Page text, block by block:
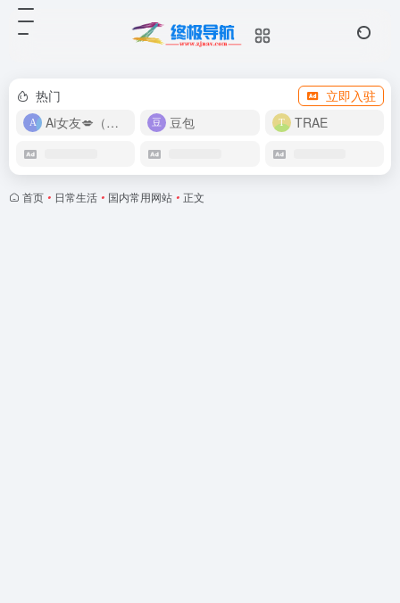
热门
立即入驻
Ai女友💋（在线畅玩）
豆包 TRAE
首页 • 日常生活 • 国内常用网站 • 正文